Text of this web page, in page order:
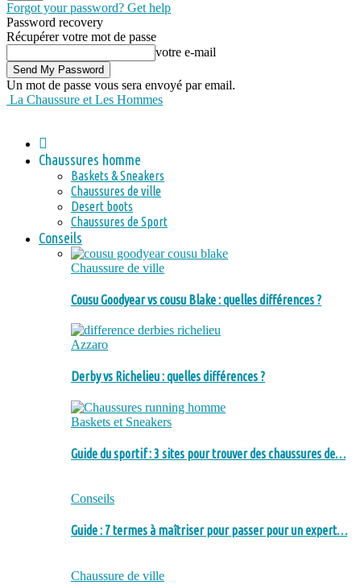
Forgot your password? Get help
Password recovery
Récupérer votre mot de passe
votre e-mail
Un mot de passe vous sera envoyé par email.
La Chaussure et Les Hommes
Chaussures homme
Baskets & Sneakers
Chaussures de ville
Desert boots
Chaussures de Sport
Conseils
Chaussure de ville
Cousu Goodyear vs cousu Blake : quelles différences ?
Azzaro
Derby vs Richelieu : quelles différences ?
Baskets et Sneakers
Guide du sportif : 3 sites pour trouver des chaussures de…
Conseils
Guide : 7 termes à maîtriser pour passer pour un expert…
Chaussure de ville